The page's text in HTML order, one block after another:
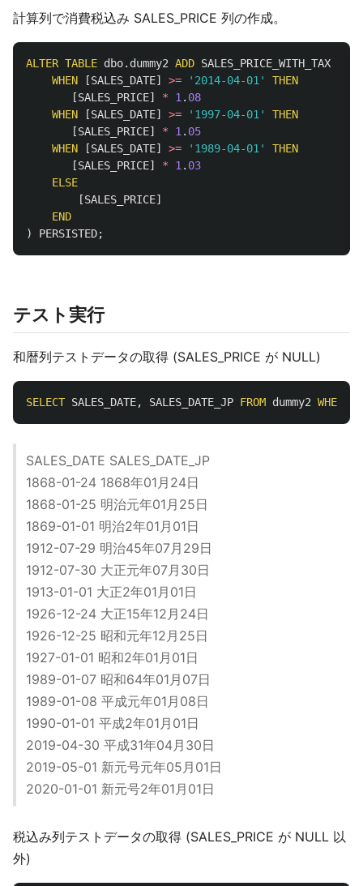
計算列で消費税込み SALES_PRICE 列の作成。
ALTER TABLE dbo. dummy2 ADD SALES_PRICE_WITH_TAX
WHEN
[SALES_DATE] >= '2014-04-01'
THEN
[SALES_PRICE] * 1 . 08
WHEN
[SALES_DATE] >= '1997-04-01'
THEN
[SALES_PRICE] * 1 . 05
WHEN
[SALES_DATE] >= '1989-04-01'
THEN
[SALES_PRICE] * 1 . 03
ELSE
[SALES_PRICE]
END
)
PERSISTED;
テスト実行
和暦列テストデータの取得 (SALES_PRICE が NULL)
SELECT SALES_DATE, SALES_DATE_JP FROM dummy2 WHERE
SALES_DATE SALES_DATE_JP
1868-01-24 1868年01月24日
1868-01-25 明治元年01月25日
1869-01-01 明治2年01月01日
1912-07-29 明治45年07月29日
1912-07-30 大正元年07月30日
1913-01-01 大正2年01月01日
1926-12-24 大正15年12月24日
1926-12-25 昭和元年12月25日
1927-01-01 昭和2年01月01日
1989-01-07 昭和64年01月07日
1989-01-08 平成元年01月08日
1990-01-01 平成2年01月01日
2019-04-30 平成31年04月30日
2019-05-01 新元号元年05月01日
2020-01-01 新元号2年01月01日
税込み列テストデータの取得 (SALES_PRICE が NULL 以
外)